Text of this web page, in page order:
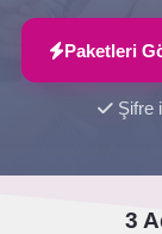
Paketleri
Şifre
3